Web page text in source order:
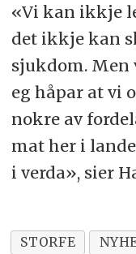
«Vi kan ikkje
det ikkje kan
sjukdom. Men
eg håpar at vi
nokre av
mat her i
i verda», sier
STORFE